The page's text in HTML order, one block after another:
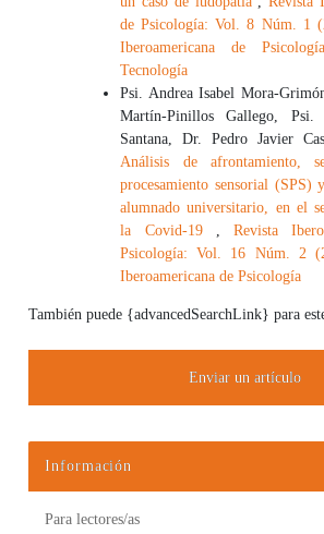
de Psicología: Vol. 8 Núm. 1
Iberoamericana de
Tecnología
Psi. Andrea Isabel Mora-
Martín-Pinillos Gallego, Psi.
Santana, Dr. Pedro Javier
Análisis de afrontamiento,
procesamiento sensorial (SPS)
alumnado universitario, en el
la Covid-19 ,Revista
Psicología: Vol. 16 Núm. 2
Iberoamericana de Psicología
También puede {advancedSearchLink} para
Enviar un artículo
Información
Para lectores/as